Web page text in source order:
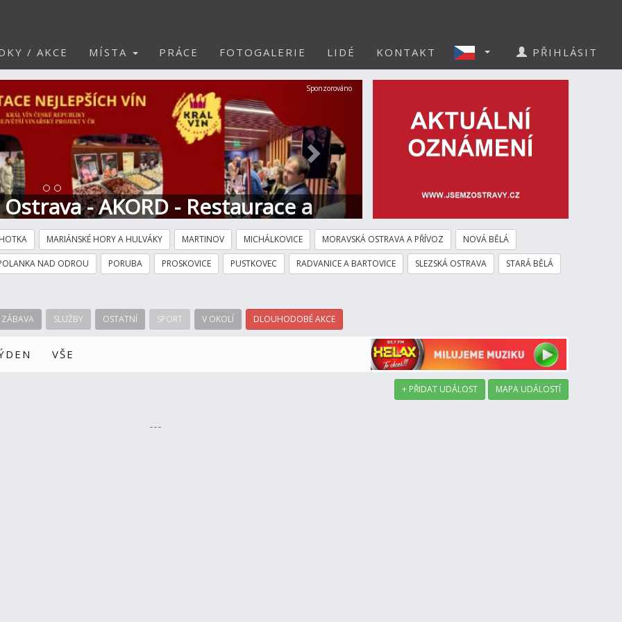
/ AKCE MÍSTA PRÁCE FOTOGALERIE LIDÉ KONTAKT PŘIHLÁSIT
- AKORD - Restaurace a
Další
Sponzorováno
MARIÁNSKÉ HORY A HULVÁKY MARTINOV MICHÁLKOVICE MORAVSKÁ OSTRAVA A PŘÍVOZ NOVÁ BĚLÁ
NAD ODROU PORUBA PROSKOVICE PUSTKOVEC RADVANICE A BARTOVICE SLEZSKÁ OSTRAVA STARÁ BĚLÁ
ZÁBAVA SLUŽBY OSTATNÍ SPORT V OKOLÍ DLOUHODOBÉ AKCE
VŠE
+ PŘIDAT UDÁLOST MAPA UDÁLOSTÍ
---